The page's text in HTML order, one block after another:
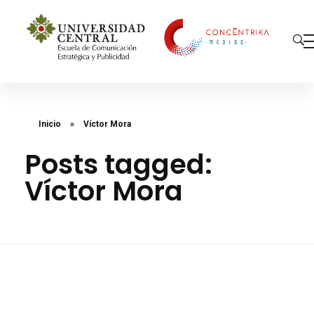
Inicio » Víctor Mora
Posts tagged:
Víctor Mora